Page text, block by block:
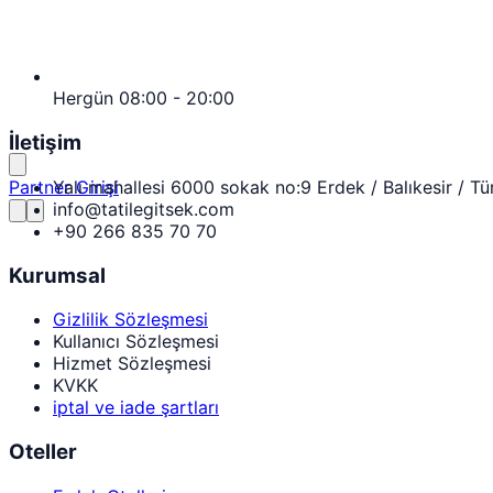
Partner Girişi
Hergün 08:00 - 20:00
İletişim
Yalı mahallesi 6000 sokak no:9 Erdek / Balıkesir /
info@tatilegitsek.com
+90 266 835 70 70
Kurumsal
Gizlilik Sözleşmesi
Kullanıcı Sözleşmesi
Hizmet Sözleşmesi
KVKK
iptal ve iade şartları
Oteller